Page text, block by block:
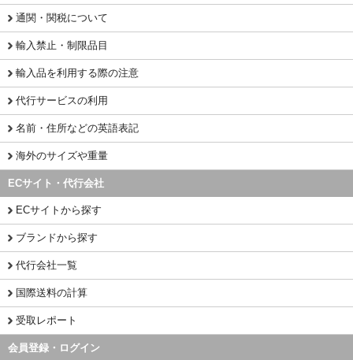
通関・関税について
輸入禁止・制限品目
輸入品を利用する際の注意
代行サービスの利用
名前・住所などの英語表記
海外のサイズや重量
ECサイト・代行会社
ECサイトから探す
ブランドから探す
代行会社一覧
国際送料の計算
受取レポート
会員登録・ログイン